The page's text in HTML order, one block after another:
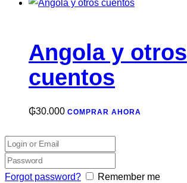
Angola y otros
cuentos
₲30.000 COMPRAR AHORA
Forgot password? Remember me